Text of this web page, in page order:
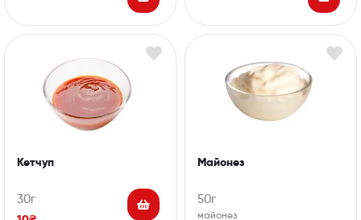
Кетчуп
30г
Майонез
50г
майонез